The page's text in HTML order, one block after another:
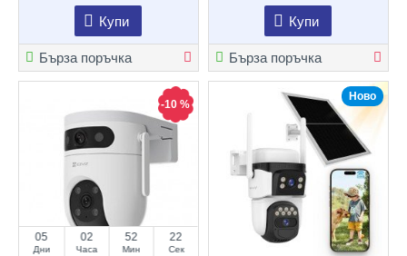
Купи
Бърза поръчка
Купи
Бърза поръчка
-10 %
05
Дни
02
Часа
52
Мин
22
Сек
Ново